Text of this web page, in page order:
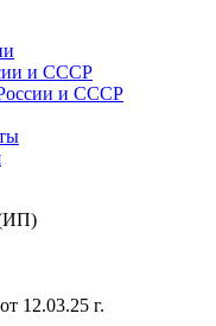
и СССР
и СССР
(ИП)
12.03.25 г.